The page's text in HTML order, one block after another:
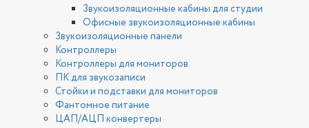
Звукоизоляционные кабины для студии
Офисные звукоизоляционные кабины
Звукоизоляционные панели
Контроллеры
Контроллеры для мониторов
ПК для звукозаписи
Стойки и подставки для мониторов
Фантомное питание
ЦАП/АЦП конвертеры